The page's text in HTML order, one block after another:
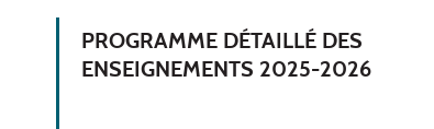
PROGRAMME DÉTAILLÉ DES
ENSEIGNEMENTS 2025-2026